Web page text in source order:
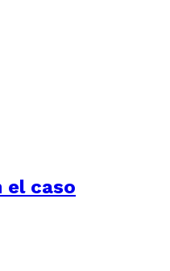
el caso